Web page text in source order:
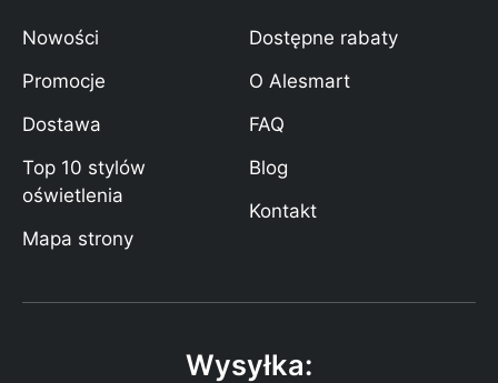
Nowości
Promocje
Dostawa
Top 10 stylów
oświetlenia
Mapa strony
Dostępne rabaty
O Alesmart
FAQ
Blog
Kontakt
Wysyłka: